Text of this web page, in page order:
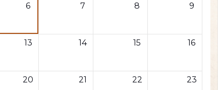
6 7 8 9
13 14 15 16
20 21 22 23